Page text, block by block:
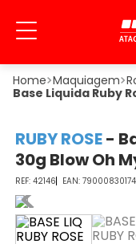
Maquiagem
Base Liquida Ruby
RUBY ROSE-
30g Blow Oh
42146